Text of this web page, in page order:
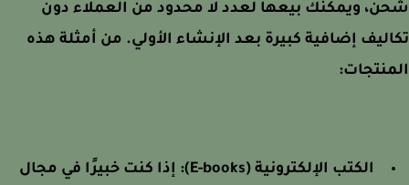
ويمكنك بيعها لعدد لا محدود من العملاء دون
إضافية كبيرة بعد الإنشاء الأولي. من أمثلة هذه
الكتب الإلكترونية (E-books): إذا كنت خبيرًا في مجال